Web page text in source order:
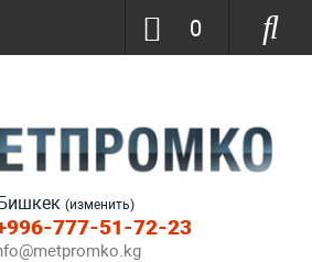
(изменить)
777-51-72-23
0